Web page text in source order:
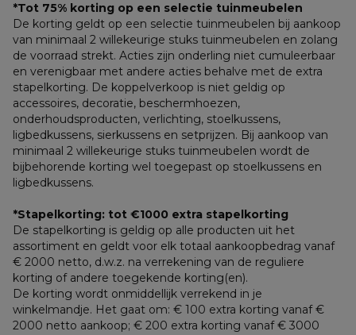
*Tot 75% korting op een selectie tuinmeubelen
De korting geldt op een selectie tuinmeubelen bij aankoop
van minimaal 2 willekeurige stuks tuinmeubelen en zolang
de voorraad strekt. Acties zijn onderling niet cumuleerbaar
en verenigbaar met andere acties behalve met de extra
stapelkorting. De koppelverkoop is niet geldig op
accessoires, decoratie, beschermhoezen,
onderhoudsproducten, verlichting, stoelkussens,
ligbedkussens, sierkussens en setprijzen. Bij aankoop van
minimaal 2 willekeurige stuks tuinmeubelen wordt de
bijbehorende korting wel toegepast op stoelkussens en
ligbedkussens.
*Stapelkorting: tot €1000 extra stapelkorting
De stapelkorting is geldig op alle producten uit het
assortiment en geldt voor elk totaal aankoopbedrag vanaf
€ 2000 netto, d.w.z. na verrekening van de reguliere
korting of andere toegekende korting(en).
De korting wordt onmiddellijk verrekend in je
winkelmandje. Het gaat om: € 100 extra korting vanaf €
2000 netto aankoop; € 200 extra korting vanaf € 3000